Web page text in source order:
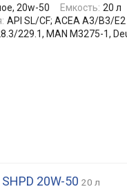
20w-50 Емкость: 20 л
API SL/CF; ACEA A3/B3/E2
229.1, MAN M3275-1,
20W-50 20 л